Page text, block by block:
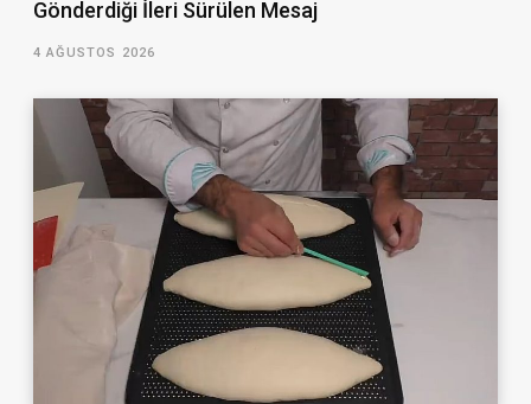
Gönderdiği İleri Sürülen Mesaj
4 AĞUSTOS 2026